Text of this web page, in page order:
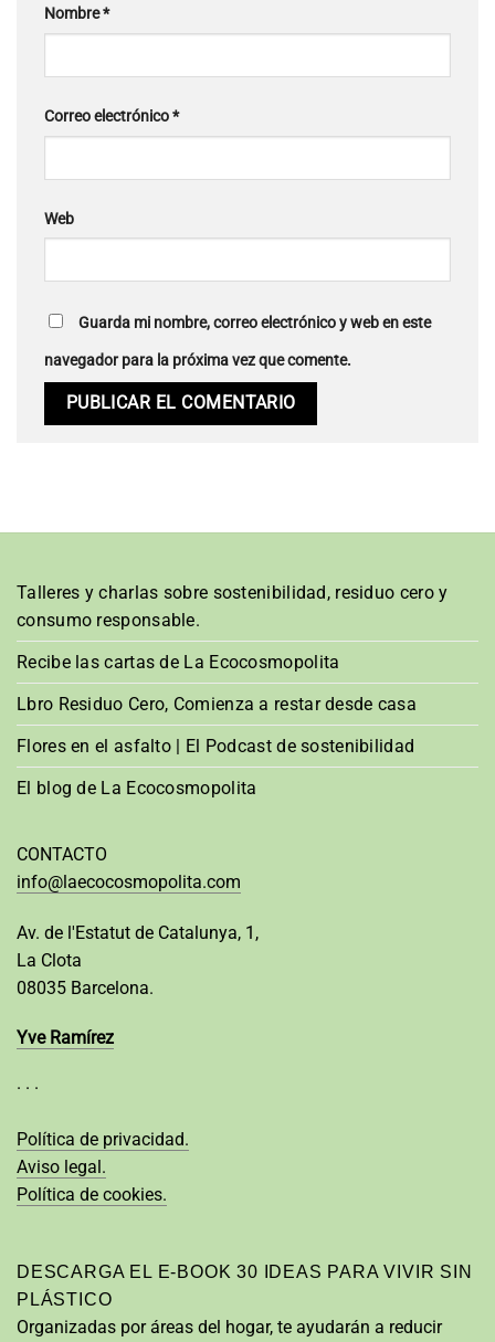
Nombre*
Correo electrónico*
Web
Guarda mi nombre, correo electrónico y web en este
navegador para la próxima vez que comente.
Talleres y charlas sobre sostenibilidad, residuo cero y
consumo responsable.
Recibe las cartas de La Ecocosmopolita
Lbro Residuo Cero, Comienza a restar desde casa
Flores en el asfalto | El Podcast de sostenibilidad
El blog de La Ecocosmopolita
CONTACTO
info@laecocosmopolita.com
Av. de l'Estatut de Catalunya, 1,
La Clota
08035 Barcelona.
Yve Ramírez
· · ·
Política de privacidad.
Aviso legal.
Política de cookies.
DESCARGA EL E-BOOK 30 IDEAS PARA VIVIR SIN
PLÁSTICO
Organizadas por áreas del hogar, te ayudarán a reducir